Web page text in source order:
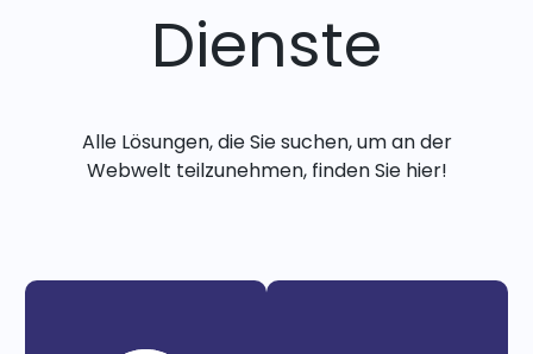
Dienste
Alle Lösungen, die Sie suchen, um an der
Webwelt teilzunehmen, finden Sie hier!